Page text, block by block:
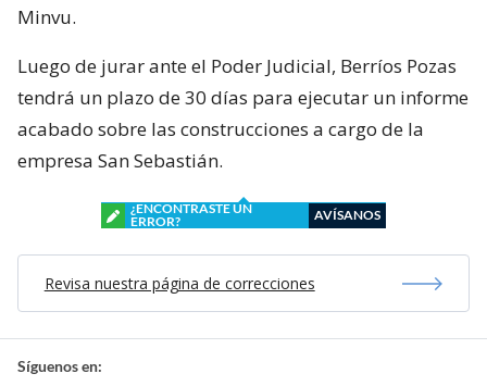
Minvu.
Luego de jurar ante el Poder Judicial, Berríos Pozas
tendrá un plazo de 30 días para ejecutar un informe
acabado sobre las construcciones a cargo de la
empresa San Sebastián.
¿ENCONTRASTE UN
ERROR?
AVÍSANOS
Revisa nuestra página de correcciones
Síguenos en: